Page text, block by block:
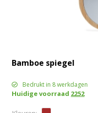
Bamboe spiegel
Bedrukt in 8 werkdagen
Huidige voorraad 2252